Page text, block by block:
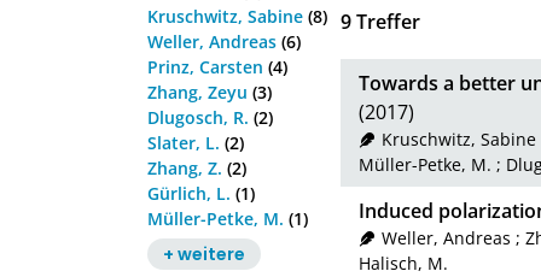
Kruschwitz, Sabine (8)
Weller, Andreas (6)
Prinz, Carsten (4)
Zhang, Zeyu (3)
Dlugosch, R. (2)
Slater, L. (2)
Zhang, Z. (2)
Gürlich, L. (1)
Müller-Petke, M. (1)
+ weitere
9Treffer
Towards a better
(2017)
Kruschwitz, Sabine
Müller-Petke, M. ;
Induced
Weller, Andreas ;
Halisch, M.